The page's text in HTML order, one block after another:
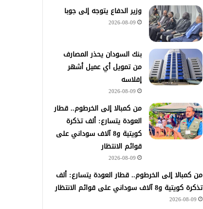
وزير الدفاع يتوجه إلى جوبا
2026-08-09
بنك السودان يحذر المصارف
من تمويل أي عميل أشهر
إفلاسه
2026-08-09
من كمبالا إلى الخرطوم.. قطار
العودة يتسارع: ألف تذكرة
كويتية و8 آلاف سوداني على
قوائم الانتظار
2026-08-09
من كمبالا إلى الخرطوم.. قطار العودة يتسارع: ألف
تذكرة كويتية و8 آلاف سوداني على قوائم الانتظار
2026-08-09